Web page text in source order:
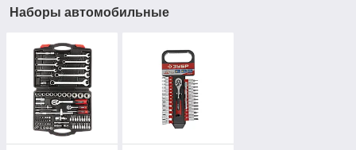
Наборы автомобильные